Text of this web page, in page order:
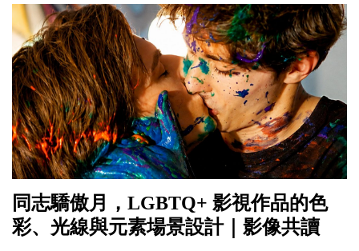
同志驕傲月，LGBTQ+ 影視作品的色
彩、光線與元素場景設計｜影像共讀